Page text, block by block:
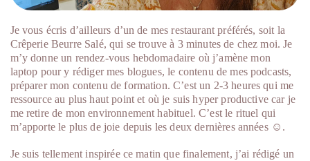
Je vous écris d’ailleurs d’un de mes restaurant préférés, soit la
Crêperie Beurre Salé, qui se trouve à 3 minutes de chez moi. Je
m’y donne un rendez-vous hebdomadaire où j’amène mon
laptop pour y rédiger mes blogues, le contenu de mes podcasts,
préparer mon contenu de formation. C’est un 2-3 heures qui me
ressource au plus haut point et où je suis hyper productive car je
me retire de mon environnement habituel. C’est le rituel qui
m’apporte le plus de joie depuis les deux dernières années ☺.
Je suis tellement inspirée ce matin que finalement, j’ai rédigé un